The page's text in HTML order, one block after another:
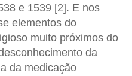
e 1539 [2]. E nos
elementos do
muito próximos do
da
da medicação